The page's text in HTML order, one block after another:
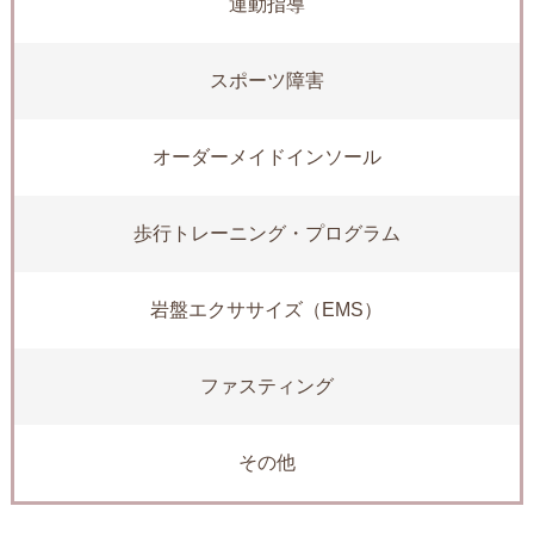
運動指導
スポーツ障害
オーダーメイドインソール
歩行トレーニング・プログラム
岩盤エクササイズ（EMS）
ファスティング
その他